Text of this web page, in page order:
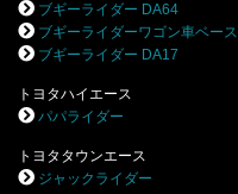
ブギーライダー DA64
ブギーライダーワゴン車ベース
ブギーライダー DA17
トヨタハイエース
パパライダー
トヨタタウンエース
ジャックライダー